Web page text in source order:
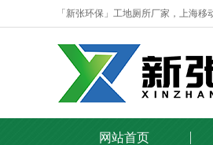
「新张环保」工地厕所厂家，上海
网站首页